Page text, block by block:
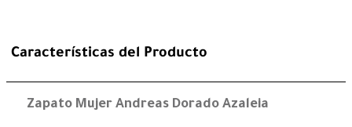
Características del Producto
Zapato Mujer Andreas Dorado Azaleia